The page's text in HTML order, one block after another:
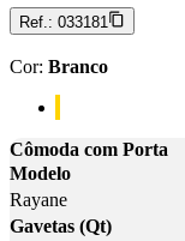
Ref.: 033181
Cor: Branco
Cômoda com Porta
Modelo
Rayane
Gavetas (Qt)